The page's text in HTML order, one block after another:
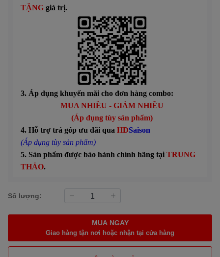
TẶNG giá trị.
3. Áp dụng khuyến mãi cho đơn hàng combo:
MUA NHIỀU - GIẢM NHIỀU
(Áp dụng tùy sản phẩm)
4. Hỗ trợ trả góp ưu đãi qua HDSaison
(Áp dụng tùy sản phẩm)
5. Sản phẩm được bảo hành chính hãng tại TRUNG
THẢO.
Số lượng:
MUA NGAY
Giao hàng tận nơi hoặc nhận tại cửa hàng